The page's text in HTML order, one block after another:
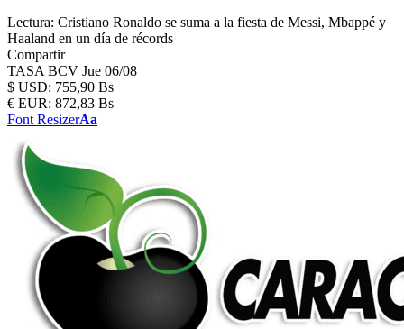
Lectura: Cristiano Ronaldo se suma a la fiesta de Messi, Mbappé y
Haaland en un día de récords
Compartir
TASA BCV Jue 06/08
$ USD: 755,90 Bs
€ EUR: 872,83 Bs
Font ResizerAa